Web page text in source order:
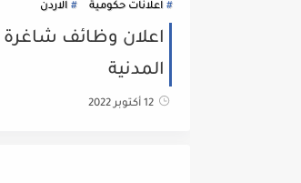
اعلانات حكومية الاردن
اعلان وظائف شاغرة
المدنية
12 أكتوبر 2022